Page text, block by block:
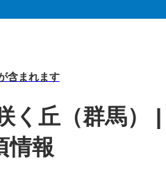
含まれます
く丘（群馬）
情報